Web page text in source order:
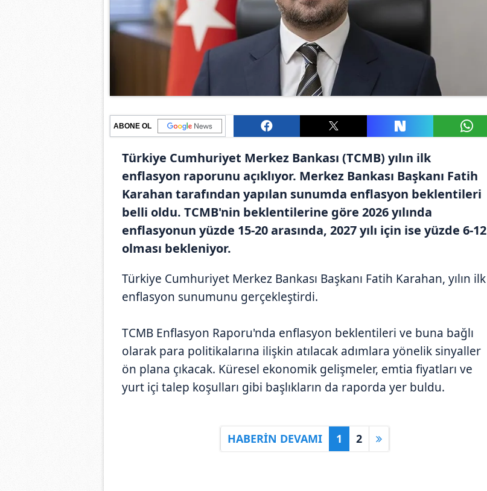
ABONE OL
Türkiye Cumhuriyet Merkez Bankası (TCMB) yılın ilk
enflasyon raporunu açıklıyor. Merkez Bankası Başkanı Fatih
Karahan tarafından yapılan sunumda enflasyon beklentileri
belli oldu. TCMB'nin beklentilerine göre 2026 yılında
enflasyonun yüzde 15-20 arasında, 2027 yılı için ise yüzde 6-12
olması bekleniyor.
Türkiye Cumhuriyet Merkez Bankası Başkanı Fatih Karahan, yılın ilk
enflasyon sunumunu gerçekleştirdi.
TCMB Enflasyon Raporu'nda enflasyon beklentileri ve buna bağlı
olarak para politikalarına ilişkin atılacak adımlara yönelik sinyaller
ön plana çıkacak. Küresel ekonomik gelişmeler, emtia fiyatları ve
yurt içi talep koşulları gibi başlıkların da raporda yer buldu.
HABERİN DEVAMI 1 2